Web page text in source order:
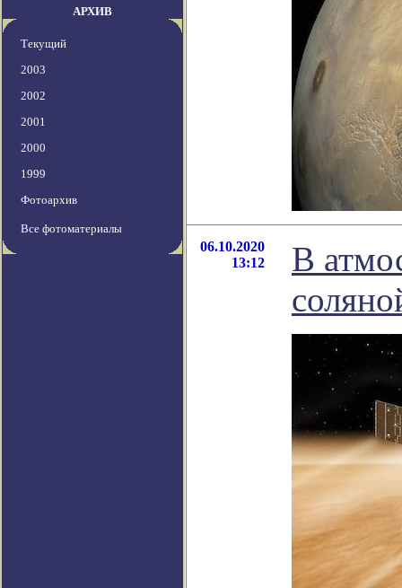
АРХИВ
Текущий
2003
2002
2001
2000
1999
Фотоархив
Все фотоматериалы
06.10.2020
13:12
В